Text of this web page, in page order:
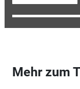
Mehr zum